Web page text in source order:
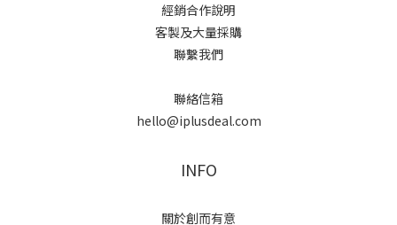
經銷合作說明
客製及大量採購
聯繫我們
聯絡信箱
hello@iplusdeal.com
INFO
關於創而有意